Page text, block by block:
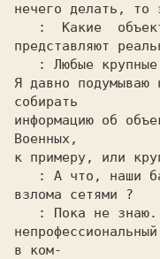
нечего делать, то
:  Какие
представляют
: Любые
Я давно
собирать
информацию об
Военных,
к примеру, или
: А что, наши
взлома сетями ?
: Пока не знаю.
в ком-